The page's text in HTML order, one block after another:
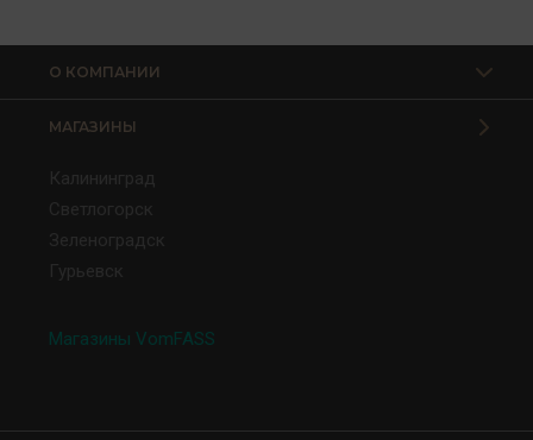
О КОМПАНИИ
МАГАЗИНЫ
Калининград
Светлогорск
Зеленоградск
Гурьевск
Магазины VomFASS